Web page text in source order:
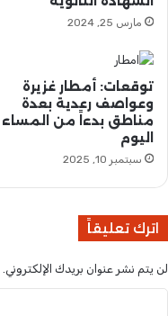
ت
ج
ر
ي
ة
ع
ن
د
س
ا
ة
1
ب
ي
ع
ي
ة
ج
د
ي
د
ا
ل
ح
ر
مارس 25, 2024
توقعات: أمطار غزيرة
وعواصف رعدية بعدة
مناطق بدءاً من المساء
اليوم
سبتمبر 10, 2025
اترك تعليقاً
لن يتم نشر عنوان بريدك الإلكتروني.